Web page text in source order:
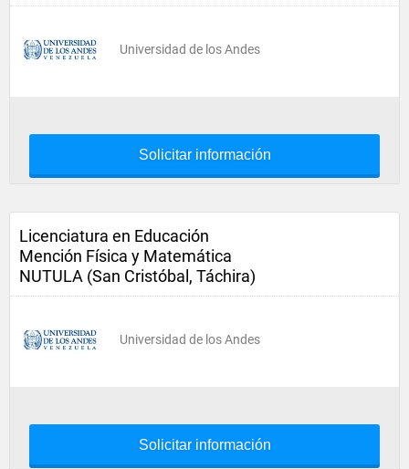
Universidad de los Andes
Solicitar información
Licenciatura en Educación
Mención Física y Matemática
NUTULA (San Cristóbal, Táchira)
Universidad de los Andes
Solicitar información